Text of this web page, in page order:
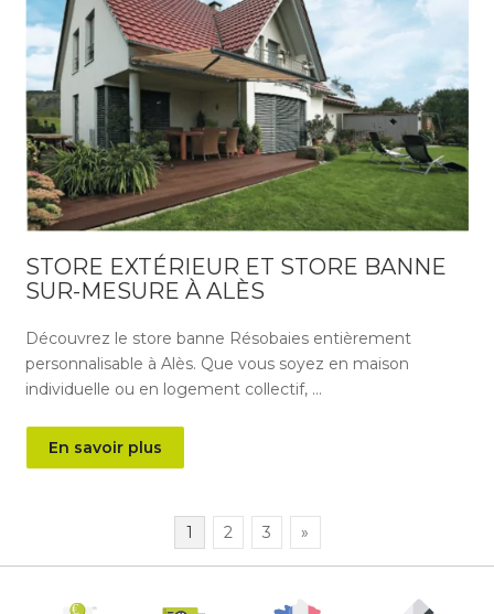
STORE EXTÉRIEUR ET STORE BANNE
SUR-MESURE À ALÈS
Découvrez le store banne Résobaies entièrement
personnalisable à Alès. Que vous soyez en maison
individuelle ou en logement collectif, …
En savoir plus
PAGINATION
DES
PUBLICATIONS
1 2 3 »